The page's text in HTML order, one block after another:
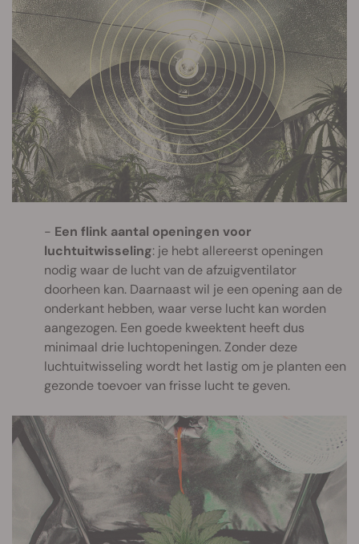
Een flink aantal openingen voor
luchtuitwisseling: je hebt allereerst openingen
nodig waar de lucht van de afzuigventilator
doorheen kan. Daarnaast wil je een opening aan de
onderkant hebben, waar verse lucht kan worden
aangezogen. Een goede kweektent heeft dus
minimaal drie luchtopeningen. Zonder deze
luchtuitwisseling wordt het lastig om je planten een
gezonde toevoer van frisse lucht te geven.